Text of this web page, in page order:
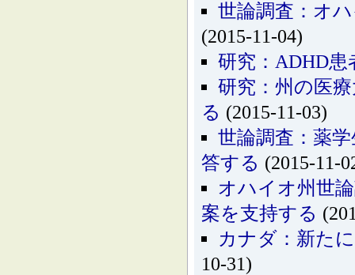
世論調査：オ
(2015-11-04)
研究：ADHD
研究：州の医
る (2015-11-03)
世論調査：薬
答する (2015-11-
オハイオ州世
案を支持する
カナダ：新た
10-31)